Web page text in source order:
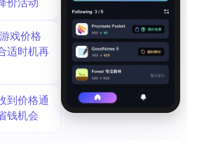
networking websites that are intended
internet that can take players away from
potential to
now and have fun!
价活动
戏价格
适时机再
到价格通
钱机会